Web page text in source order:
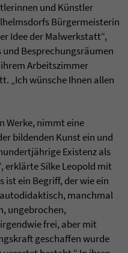
und Künstler
Bürgermeisterin
Idee der Malwerkstatt“,
und Besprechungsräumen
Arbeitszimmer
„Ich wünsche Ihnen allen
Werke, nimmt eine
bildenden Kunst ein und
Existenz als
erklärte Silke Leopold mit
ist ein Begriff, der wie ein
manchmal
ungebrochen,
frei, aber mit
geschaffen wurde